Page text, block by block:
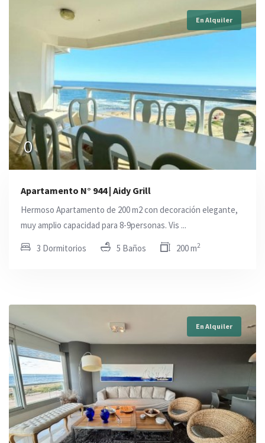
En Alquiler
0
Apartamento N° 944 | Aidy Grill
Hermoso Apartamento de 200 m2 con decoración elegante,
muy amplio capacidad para 8-9personas. Vis ...
3 Dormitorios 5 Baños 200 m2
En Alquiler